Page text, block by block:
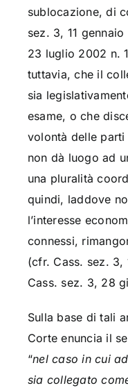
sublocazione, di
sez. 3, 11
23 luglio 2002 n.
tuttavia, che il
sia
esame, o che
volontà delle
non dà luogo ad
una pluralità
quindi, laddove
l’interesse
connessi,
(cfr. Cass. sez. 3,
Cass. sez. 3, 28
Sulla base di tali
Corte enuncia il
“nel caso in cui
sia collegato